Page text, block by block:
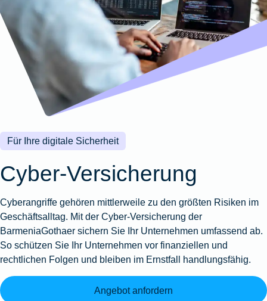
Wohnungsschutzbrief
Zur
Produktübersicht
Gewässerschadenhaftpflicht
Produktübersicht
Zur
Produktübersicht
Reisehaftpflichtversicherung
Reiserücktrittsversicherung
Zur
Produktübersicht
Zur
Produktübersicht
Zur
Produktübersicht
Zur
Produktübersicht
Montageversicherung
Zur
Produktübersicht
Gruppenunfall für
Betriebe
Gruppenunfall für
Vereine
Produktübersicht
Kunstversicherung
Ausstellungsversicherung
Valorenversicherung
Oldtimersammlungsversicherung
Zur
Für Ihre digitale Sicherheit
Cyber-Versicherung
Cyberangriffe gehören mittlerweile zu den größten Risiken im
Geschäftsalltag. Mit der Cyber-Versicherung der
BarmeniaGothaer sichern Sie Ihr Unternehmen umfassend ab.
So schützen Sie Ihr Unternehmen vor finanziellen und
rechtlichen Folgen und bleiben im Ernstfall handlungsfähig.
Angebot anfordern